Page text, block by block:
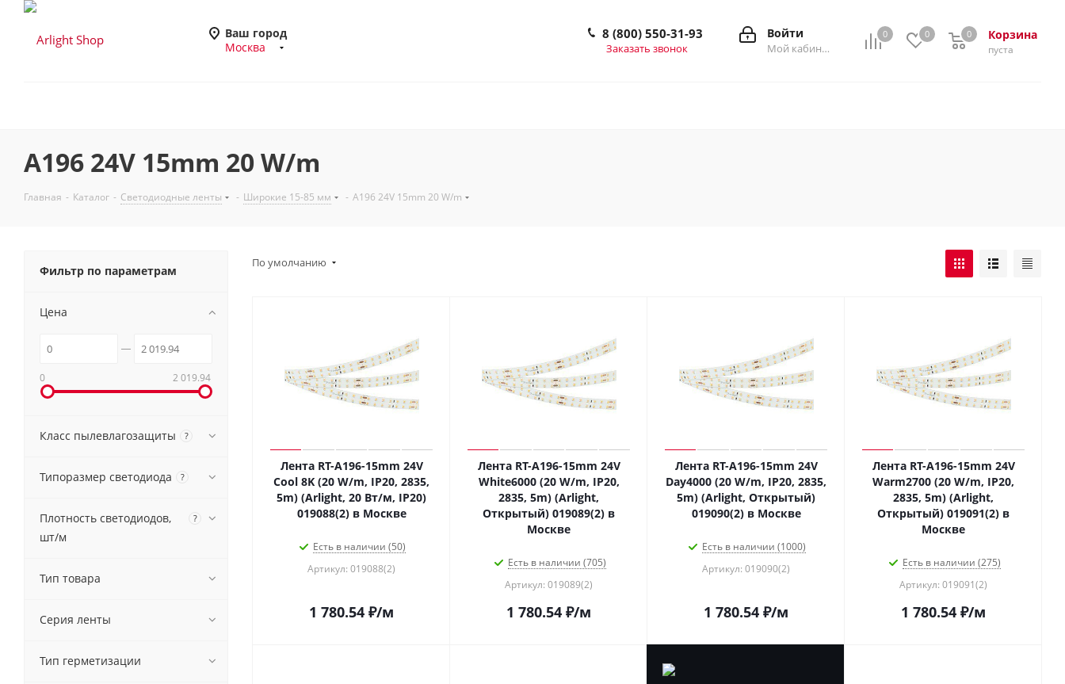
Ваш город
Москва
0 0 Корзина
0
пуста
0
Войти
Мой кабинет
8 (800) 550-31-93
Заказать звонок
A196 24V 15mm 20 W/m
Главная - Каталог - Светодиодные ленты - Широкие 15-85 мм - A196 24V 15mm 20 W/m
По умолчанию
Лента RT-A196-15mm 24V
Cool 8K (20 W/m, IP20, 2835,
5m) (Arlight, 20 Вт/м, IP20)
019088(2) в Москве
Есть в наличии (50)
Артикул: 019088(2)
1 780.54 ₽/м
Лента RT-A196-15mm 24V
White6000 (20 W/m, IP20,
2835, 5m) (Arlight,
Открытый) 019089(2) в
Москве
Есть в наличии (705)
Артикул: 019089(2)
1 780.54 ₽/м
Лента RT-A196-15mm 24V
Day4000 (20 W/m, IP20, 2835,
5m) (Arlight, Открытый)
019090(2) в Москве
Есть в наличии (1000)
Артикул: 019090(2)
1 780.54 ₽/м
Лента RT-A196-15mm 24V
Warm2700 (20 W/m, IP20,
2835, 5m) (Arlight,
Открытый) 019091(2) в
Москве
Есть в наличии (275)
Артикул: 019091(2)
1 780.54 ₽/м
Фильтр по параметрам
Цена
0 2 019.94
Класс пылевлагозащиты ?
Типоразмер светодиода ?
Плотность светодиодов,
шт/м
?
Тип товара
Серия ленты
Тип герметизации